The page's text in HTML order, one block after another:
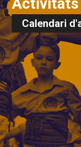
Calendari